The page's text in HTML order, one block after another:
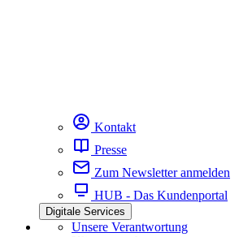
Kontakt
Presse
Zum Newsletter anmelden
HUB - Das Kundenportal
Digitale Services
Unsere Verantwortung